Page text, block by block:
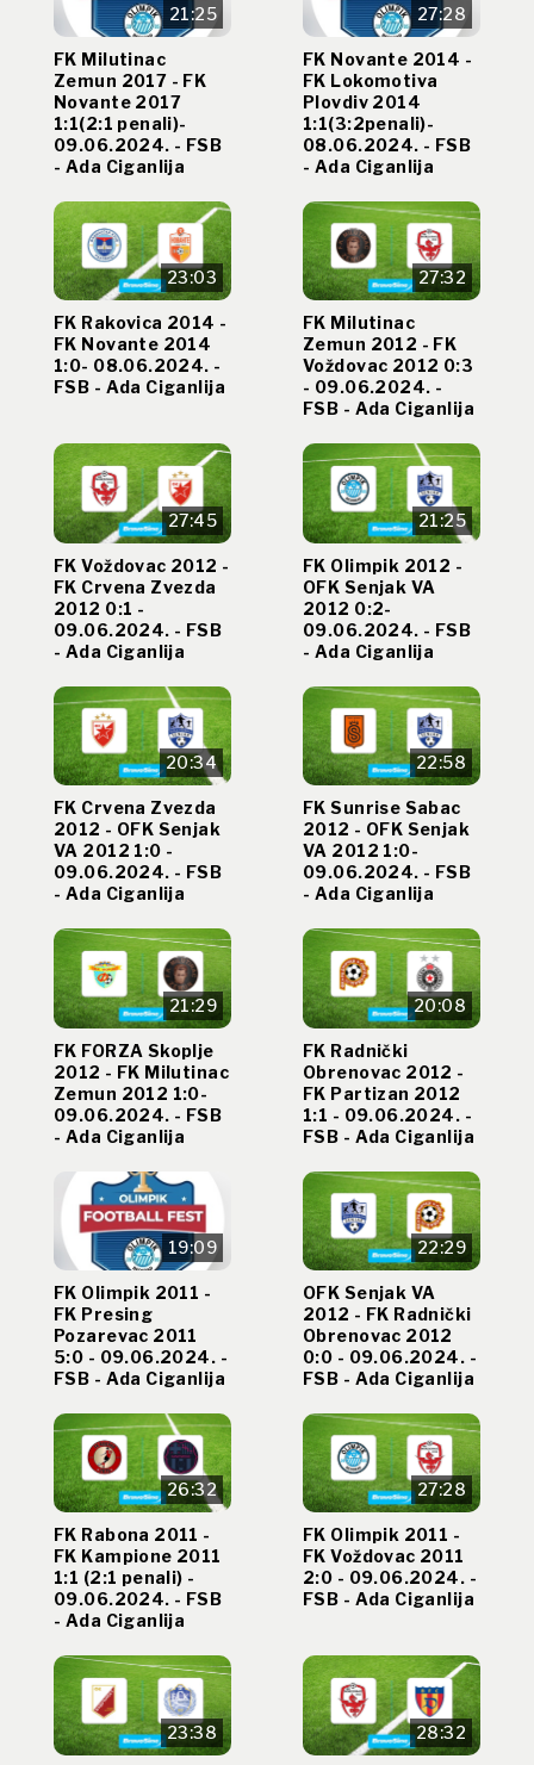
21:25
FK Milutinac
Zemun 2017 - FK
Novante 2017
1:1(2:1 penali)-
09.06.2024. - FSB
- Ada Ciganlija
27:28
FK Novante 2014 -
FK Lokomotiva
Plovdiv 2014
1:1(3:2penali)-
08.06.2024. - FSB
- Ada Ciganlija
23:03
FK Rakovica 2014 -
FK Novante 2014
1:0- 08.06.2024. -
FSB - Ada Ciganlija
27:32
FK Milutinac
Zemun 2012 - FK
Voždovac 2012 0:3
- 09.06.2024. -
FSB - Ada Ciganlija
27:45
FK Voždovac 2012 -
FK Crvena Zvezda
2012 0:1 -
09.06.2024. - FSB
- Ada Ciganlija
21:25
FK Olimpik 2012 -
OFK Senjak VA
2012 0:2-
09.06.2024. - FSB
- Ada Ciganlija
20:34
FK Crvena Zvezda
2012 - OFK Senjak
VA 2012 1:0 -
09.06.2024. - FSB
- Ada Ciganlija
22:58
FK Sunrise Sabac
2012 - OFK Senjak
VA 2012 1:0-
09.06.2024. - FSB
- Ada Ciganlija
21:29
FK FORZA Skoplje
2012 - FK Milutinac
Zemun 2012 1:0-
09.06.2024. - FSB
- Ada Ciganlija
20:08
FK Radnički
Obrenovac 2012 -
FK Partizan 2012
1:1 - 09.06.2024. -
FSB - Ada Ciganlija
19:09
FK Olimpik 2011 -
FK Presing
Pozarevac 2011
5:0 - 09.06.2024. -
FSB - Ada Ciganlija
22:29
OFK Senjak VA
2012 - FK Radnički
Obrenovac 2012
0:0 - 09.06.2024. -
FSB - Ada Ciganlija
26:32
FK Rabona 2011 -
FK Kampione 2011
1:1 (2:1 penali) -
09.06.2024. - FSB
- Ada Ciganlija
27:28
FK Olimpik 2011 -
FK Voždovac 2011
2:0 - 09.06.2024. -
FSB - Ada Ciganlija
23:38 28:32